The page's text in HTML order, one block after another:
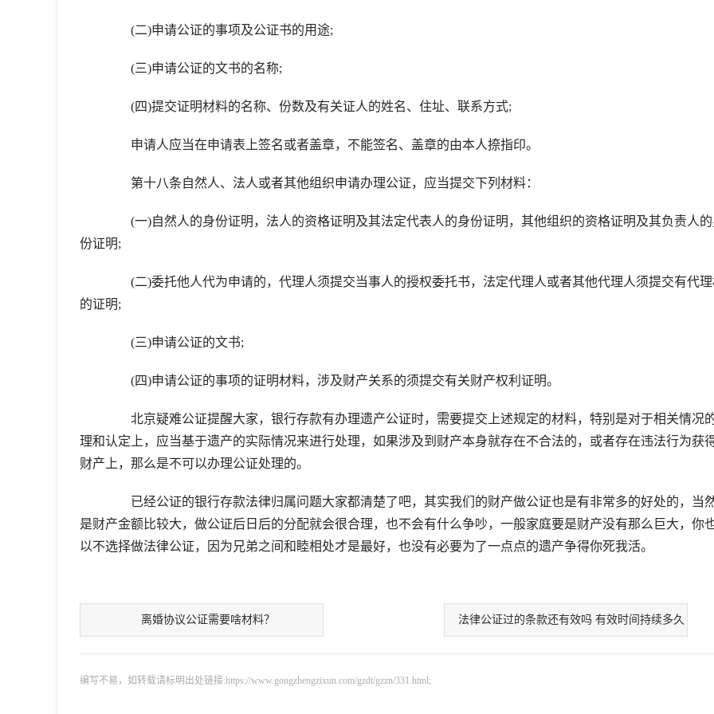
(二)申请公证的事项及公证书的用途;
(三)申请公证的文书的名称;
(四)提交证明材料的名称、份数及有关证人的姓名、住址、联系方式;
申请人应当在申请表上签名或者盖章，不能签名、盖章的由本人捺指印。
第十八条自然人、法人或者其他组织申请办理公证，应当提交下列材料：
(一)自然人的身份证明，法人的资格证明及其法定代表人的身份证明，其他组织的资格证明及其负责人
份证明;
(二)委托他人代为申请的，代理人须提交当事人的授权委托书，法定代理人或者其他代理人须提交有代
的证明;
(三)申请公证的文书;
(四)申请公证的事项的证明材料，涉及财产关系的须提交有关财产权利证明。
北京疑难公证提醒大家，银行存款有办理遗产公证时，需要提交上述规定的材料，特别是对于相关情况
理和认定上，应当基于遗产的实际情况来进行处理，如果涉及到财产本身就存在不合法的，或者存在违法行为获
财产上，那么是不可以办理公证处理的。
已经公证的银行存款法律归属问题大家都清楚了吧，其实我们的财产做公证也是有非常多的好处的，当
是财产金额比较大，做公证后日后的分配就会很合理，也不会有什么争吵，一般家庭要是财产没有那么巨大，你
以不选择做法律公证，因为兄弟之间和睦相处才是最好，也没有必要为了一点点的遗产争得你死我活。
离婚协议公证需要啥材料？ 法律公证过的条款还有效吗 有效时间持续多久
编写不易，如转载请标明出处链接:https://www.gongzhengzixun.com/gzdt/gzzn/331.html;